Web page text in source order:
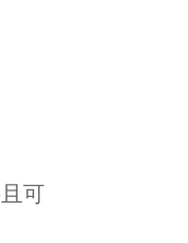
可